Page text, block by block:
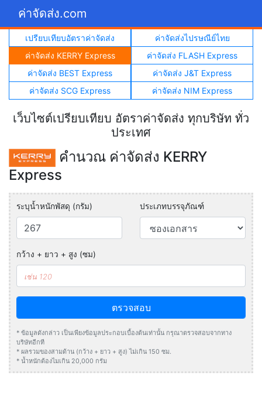
ค่าจัดส่ง.com
เปรียบเทียบอัตราค่าจัดส่ง
ค่าจัดส่งไปรษณีย์ไทย
ค่าจัดส่ง KERRY Express
ค่าจัดส่ง FLASH Express
ค่าจัดส่ง BEST Express
ค่าจัดส่ง J&T Express
ค่าจัดส่ง SCG Express
ค่าจัดส่ง NIM Express
เว็บไซต์เปรียบเทียบ อัตราค่าจัดส่ง ทุกบริษัท ทั่ว
ประเทศ
คำนวณ ค่าจัดส่ง KERRY
Express
ระบุน้ำหนักพัสดุ (กรัม) ประเภทบรรจุภัณฑ์
กว้าง + ยาว + สูง (ซม)
ตรวจสอบ
* ข้อมูลดังกล่าว เป็นเพียงข้อมูลประกอบเบื้องต้นเท่านั้น กรุณาตรวจสอบจากทาง
บริษัทอีกที
* ผลรวมของสามด้าน (กว้าง + ยาว + สูง) ไม่เกิน 150 ซม.
* น้ำหนักต้องไมเกิน 20,000 กรัม